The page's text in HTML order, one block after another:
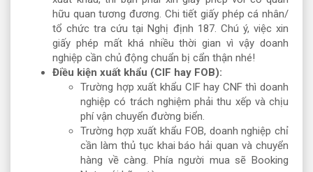
hữu quan tương đương. Chi tiết giấy phép cá nhân/
tổ chức tra cứu tại Nghị định 187. Chú ý, việc xin
giấy phép mất khá nhiều thời gian vì vậy doanh
nghiệp cần chủ động chuẩn bị cẩn thận nhé!
Điều kiện xuất khẩu (CIF hay FOB):
Trường hợp xuất khẩu CIF hay CNF thì doanh
nghiệp có trách nghiệm phải thu xếp và chịu
phí vận chuyển đường biển.
Trường hợp xuất khẩu FOB, doanh nghiệp chỉ
cần làm thủ tục khai báo hải quan và chuyển
hàng về càng. Phía người mua sẽ Booking